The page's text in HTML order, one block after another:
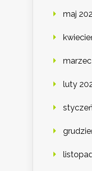
maj
luty